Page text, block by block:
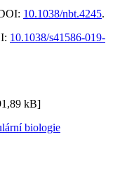
10.1038/nbt.4245.
10.1038/s41586-019-
kB]
biologie